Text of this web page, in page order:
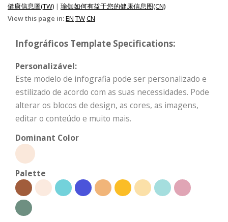
健康信息圖(TW) | 瑜伽如何有益于您的健康信息图(CN)
View this page in:EN TWCN
Infográficos Template Specifications:
Personalizável:
Este modelo de infografia pode ser personalizado e
estilizado de acordo com as suas necessidades. Pode
alterar os blocos de design, as cores, as imagens,
editar o conteúdo e muito mais.
Dominant Color
Palette